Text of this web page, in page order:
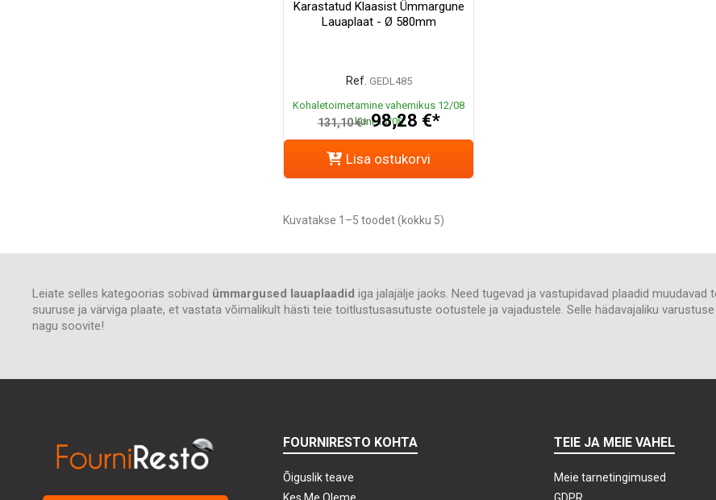
Karastatud Klaasist Ümmargune
Lauaplaat - Ø 580mm
Ref. GEDL485
Kohaletoimetamine vahemikus 12/08
kuni 13/08
131,10 €* 98,28 €*
Lisa ostukorvi
Kuvatakse 1–5 toodet (kokku 5)
Leiate selles kategoorias sobivad ümmargused lauaplaadid iga jalajälje jaoks. Need tugevad ja vastupidavad plaadid
suuruse ja värviga plaate, et vastata võimalikult hästi teie toitlustusasutuste ootustele ja vajadustele. Selle hädavajaliku
nagu soovite!
FOURNIRESTO KOHTA
Õiguslik teave
Kes Me Oleme
TEIE JA MEIE VAHEL
Meie tarnetingimused
GDPR